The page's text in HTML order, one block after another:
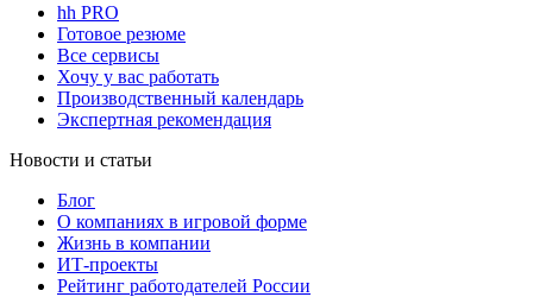
hh PRO
Готовое резюме
Все сервисы
Хочу у вас работать
Производственный календарь
Экспертная рекомендация
Новости и статьи
Блог
О компаниях в игровой форме
Жизнь в компании
ИТ-проекты
Рейтинг работодателей России